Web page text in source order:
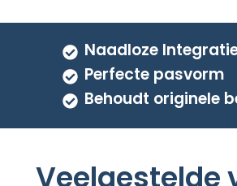
Naadloze
Perfecte pasvorm
Behoudt originele
Veelgestelde